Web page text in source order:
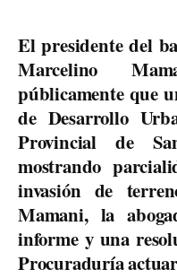
El presidente del
Marcelino
públicamente que
de Desarrollo
Provincial de
mostrando
invasión de
Mamani, la
informe y una
Procuraduría actuar